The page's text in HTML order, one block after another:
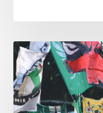
Faninfo
zum
Auswärtsspiel
beim
RSV
Eintracht